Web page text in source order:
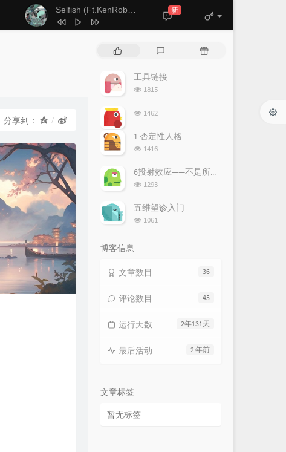
- 张方钊 / KenRobb
新
分享到：
评
随
工具链接
浏
次
1815
浏
次
数:
1462
1 否定性人格
浏
次
数:
1416
6投射效应——不是所有的人都和你一样
浏
次
数:
1293
五维望诊入门
浏
1061
博客信息
36
文章数目
45
评论数目
2年131天
运行天数
2 年前
最后活动
文章标签
暂无标签